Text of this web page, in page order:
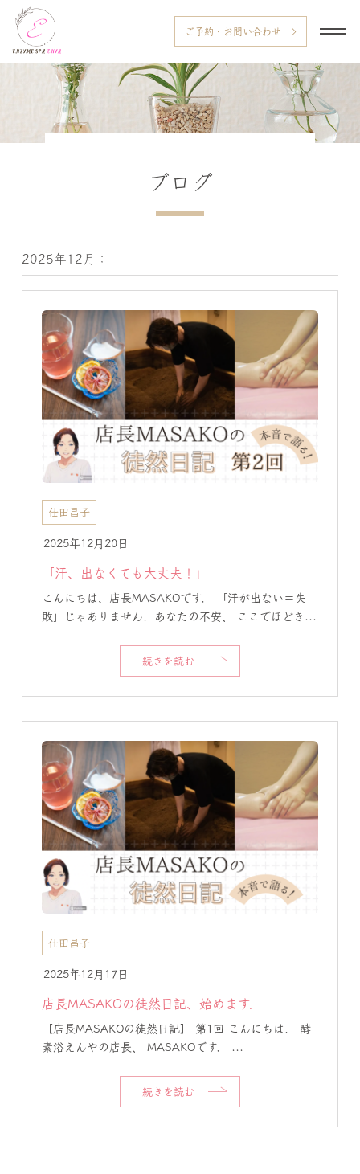
ご予約・お問い合わせ
ブログ
2025年12月：
仕田昌子
2025年12月20日
「汗、出なくても大丈夫！」
こんにちは、店長MASAKOです． 「汗が出ない＝失
敗」じゃありません．あなたの不安、 ここでほどき...
続きを読む
仕田昌子
2025年12月17日
店長MASAKOの徒然日記、始めます．
【店長MASAKOの徒然日記】 第1回 こんにちは． 酵
素浴えんやの店長、 MASAKOです． ...
続きを読む